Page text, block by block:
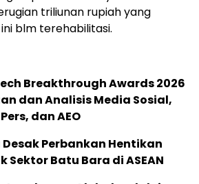
triliunan rupiah yang
blm terehabilitasi.
Breakthrough Awards 2026
dan Analisis Media Sosial,
dan AEO
Desak Perbankan Hentikan
Sektor Batu Bara di ASEAN